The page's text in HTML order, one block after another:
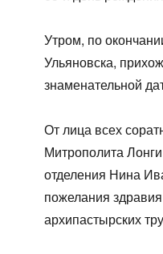
Утром, по
Ульяновска,
знаменательной
От лица всех
Митрополита
отделения Нина
пожелания
архипастырских